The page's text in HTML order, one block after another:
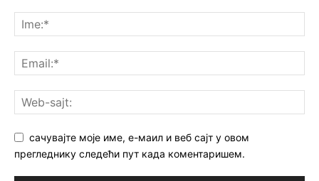
сачувајте моје име, е-маил и веб сајт у овом
прегледнику следећи пут када коментаришем.